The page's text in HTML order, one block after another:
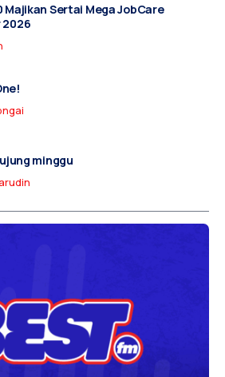
Majikan Sertai Mega JobCare
2026
minggu